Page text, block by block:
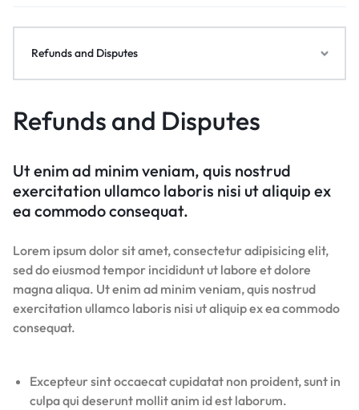
Refunds and Disputes
Ut enim ad minim veniam, quis nostrud
exercitation ullamco laboris nisi ut aliquip ex
ea commodo consequat.
Lorem ipsum dolor sit amet, consectetur adipisicing elit,
sed do eiusmod tempor incididunt ut labore et dolore
magna aliqua. Ut enim ad minim veniam, quis nostrud
exercitation ullamco laboris nisi ut aliquip ex ea commodo
consequat.
Excepteur sint occaecat cupidatat non proident, sunt in
culpa qui deserunt mollit anim id est laborum.
Refunds and Disputes